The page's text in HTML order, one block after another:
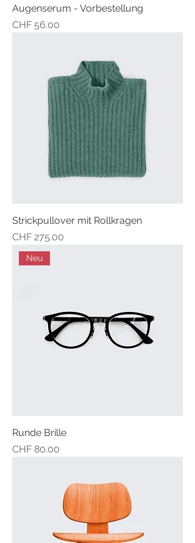
Augenserum - Vorbestellung
Preis
CHF 56.00
Strickpullover mit Rollkragen
Preis
CHF 275.00
Neu
Runde Brille
Preis
CHF 80.00